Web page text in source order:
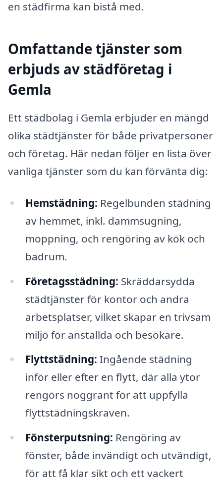
en städfirma kan bistå med.
Omfattande tjänster som
erbjuds av städföretag i
Gemla
Ett städbolag i Gemla erbjuder en mängd
olika städtjänster för både privatpersoner
och företag. Här nedan följer en lista över
vanliga tjänster som du kan förvänta dig:
Hemstädning: Regelbunden städning
av hemmet, inkl. dammsugning,
moppning, och rengöring av kök och
badrum.
Företagsstädning: Skräddarsydda
städtjänster för kontor och andra
arbetsplatser, vilket skapar en trivsam
miljö för anställda och besökare.
Flyttstädning: Ingående städning
inför eller efter en flytt, där alla ytor
rengörs noggrant för att uppfylla
flyttstädningskraven.
Fönsterputsning: Rengöring av
fönster, både invändigt och utvändigt,
för att få klar sikt och ett vackert